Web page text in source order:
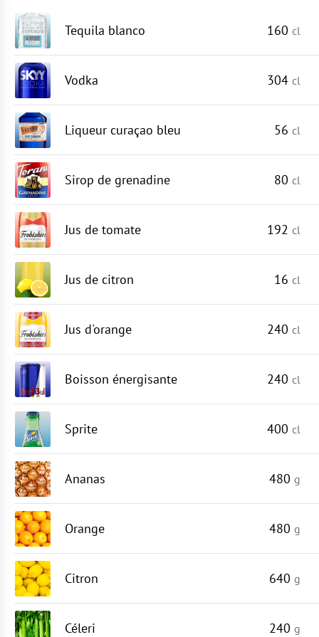
Tequila blanco 160 cl
Vodka 304 cl
Liqueur curaçao bleu 56 cl
Sirop de grenadine 80 cl
Jus de tomate 192 cl
Jus de citron 16 cl
Jus d'orange 240 cl
Boisson énergisante 240 cl
Sprite 400 cl
Ananas 480 g
Orange 480 g
Citron 640 g
Céleri 240 g